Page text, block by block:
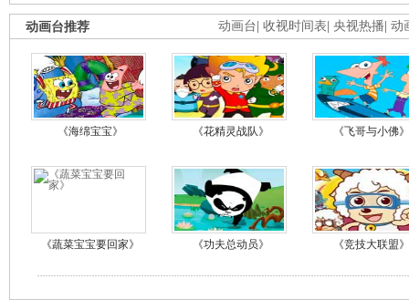
动画台 收视时间表 央视热播 动
动画台推荐
《海绵宝宝》 《花精灵战队》 《飞哥与小佛》
《蔬菜宝宝要回家》 《功夫总动员》 《竞技大联盟》